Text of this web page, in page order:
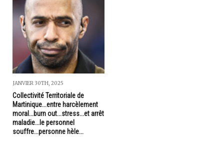
JANVIER 30TH, 2025
Collectivité Territoriale de
Martinique...entre harcèlement
moral...burn out...stress...et arrêt
maladie...le personnel
souffre...personne hèle...